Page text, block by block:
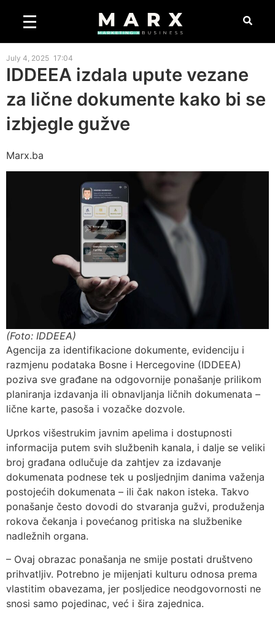
July 4, 2025 17:04
IDDEEA izdala upute vezane
za lične dokumente kako bi se
izbjegle gužve
Marx.ba
(Foto: IDDEEA)
Agencija za identifikacione dokumente, evidenciju i
razmjenu podataka Bosne i Hercegovine (IDDEEA)
poziva sve građane na odgovornije ponašanje prilikom
planiranja izdavanja ili obnavljanja ličnih dokumenata –
lične karte, pasoša i vozačke dozvole.
Uprkos višestrukim javnim apelima i dostupnosti
informacija putem svih službenih kanala, i dalje se veliki
broj građana odlučuje da zahtjev za izdavanje
dokumenata podnese tek u posljednjim danima važenja
postojećih dokumenata – ili čak nakon isteka. Takvo
ponašanje često dovodi do stvaranja gužvi, produženja
rokova čekanja i povećanog pritiska na službenike
nadležnih organa.
– Ovaj obrazac ponašanja ne smije postati društveno
prihvatljiv. Potrebno je mijenjati kulturu odnosa prema
vlastitim obavezama, jer posljedice neodgovornosti ne
snosi samo pojedinac, već i šira zajednica.